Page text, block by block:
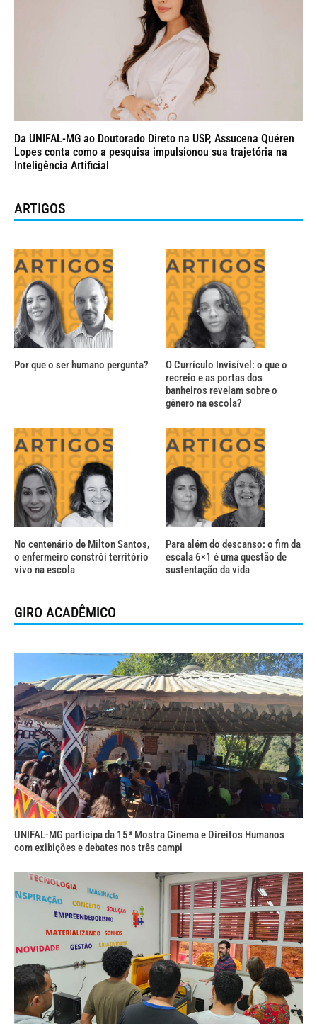
Da UNIFAL-MG ao Doutorado Direto na USP, Assucena Quéren
Lopes conta como a pesquisa impulsionou sua trajetória na
Inteligência Artificial
ARTIGOS
Por que o ser humano pergunta?
O Currículo Invisível: o que o
recreio e as portas dos
banheiros revelam sobre o
gênero na escola?
No centenário de Milton Santos,
o enfermeiro constrói território
vivo na escola
Para além do descanso: o fim da
escala 6×1 é uma questão de
sustentação da vida
GIRO ACADÊMICO
UNIFAL-MG participa da 15ª Mostra Cinema e Direitos Humanos
com exibições e debates nos três campi